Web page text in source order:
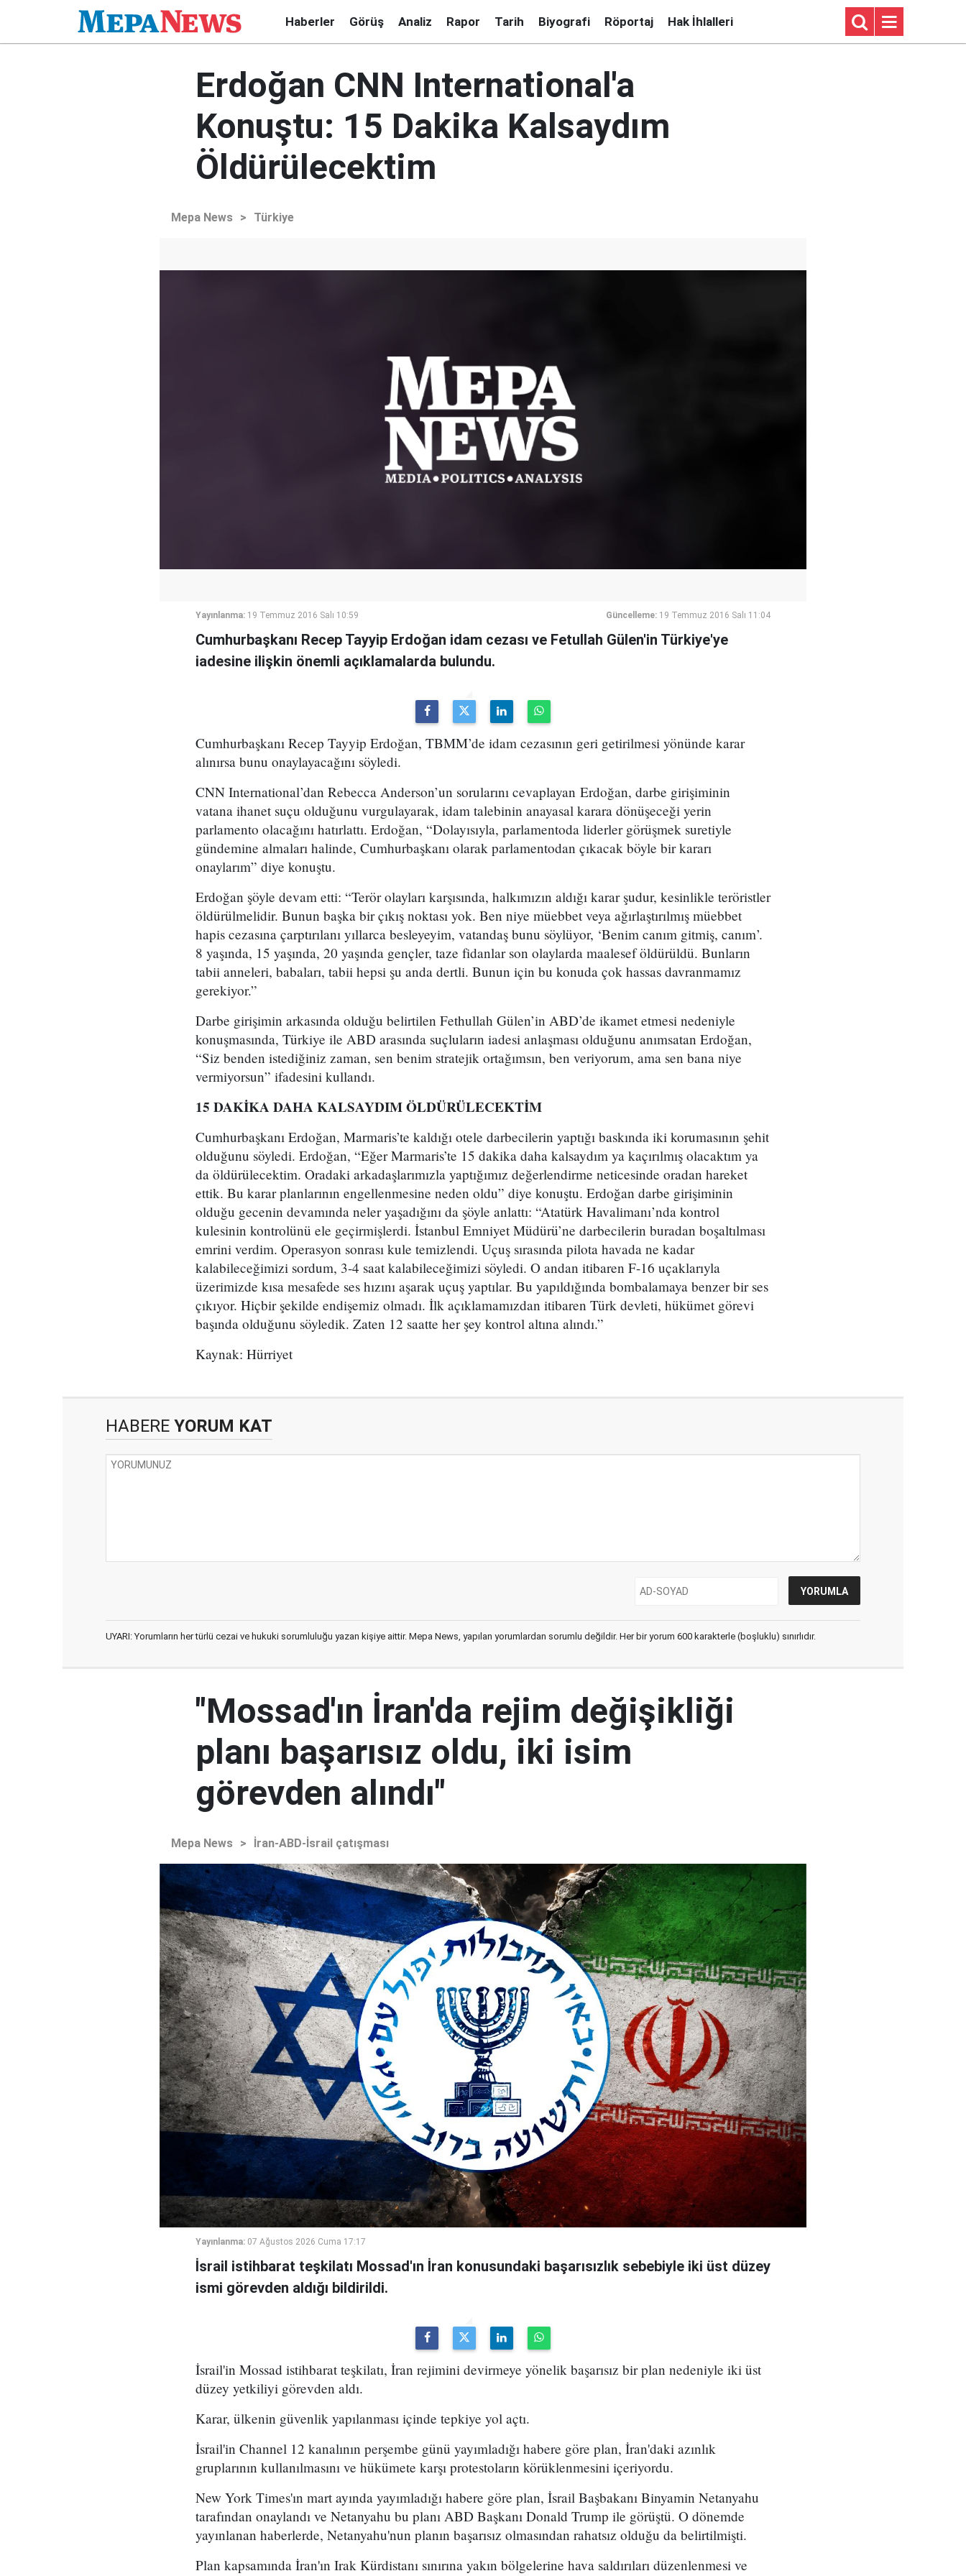
Haberler Görüş Analiz Rapor Tarih Biyografi Röportaj Hak İhlalleri
Erdoğan CNN International'a
Konuştu: 15 Dakika Kalsaydım
Öldürülecektim
Mepa News > Türkiye
Yayınlanma: 19 Temmuz 2016 Salı 10:59 Güncelleme: 19 Temmuz 2016 Salı 11:04
Cumhurbaşkanı Recep Tayyip Erdoğan idam cezası ve Fetullah Gülen'in Türkiye'ye
iadesine ilişkin önemli açıklamalarda bulundu.
Cumhurbaşkanı Recep Tayyip Erdoğan, TBMM’de idam cezasının geri getirilmesi yönünde karar
alınırsa bunu onaylayacağını söyledi.
CNN International’dan Rebecca Anderson’un sorularını cevaplayan Erdoğan, darbe girişiminin
vatana ihanet suçu olduğunu vurgulayarak, idam talebinin anayasal karara dönüşeceği yerin
parlamento olacağını hatırlattı. Erdoğan, “Dolayısıyla, parlamentoda liderler görüşmek suretiyle
gündemine almaları halinde, Cumhurbaşkanı olarak parlamentodan çıkacak böyle bir kararı
onaylarım” diye konuştu.
Erdoğan şöyle devam etti: “Terör olayları karşısında, halkımızın aldığı karar şudur, kesinlikle teröristler
öldürülmelidir. Bunun başka bir çıkış noktası yok. Ben niye müebbet veya ağırlaştırılmış müebbet
hapis cezasına çarptırılanı yıllarca besleyeyim, vatandaş bunu söylüyor, ‘Benim canım gitmiş, canım’.
8 yaşında, 15 yaşında, 20 yaşında gençler, taze fidanlar son olaylarda maalesef öldürüldü. Bunların
tabii anneleri, babaları, tabii hepsi şu anda dertli. Bunun için bu konuda çok hassas davranmamız
gerekiyor.”
Darbe girişimin arkasında olduğu belirtilen Fethullah Gülen’in ABD’de ikamet etmesi nedeniyle
konuşmasında, Türkiye ile ABD arasında suçluların iadesi anlaşması olduğunu anımsatan Erdoğan,
“Siz benden istediğiniz zaman, sen benim stratejik ortağımsın, ben veriyorum, ama sen bana niye
vermiyorsun” ifadesini kullandı.
15 DAKİKA DAHA KALSAYDIM ÖLDÜRÜLECEKTİM
Cumhurbaşkanı Erdoğan, Marmaris’te kaldığı otele darbecilerin yaptığı baskında iki korumasının şehit
olduğunu söyledi. Erdoğan, “Eğer Marmaris’te 15 dakika daha kalsaydım ya kaçırılmış olacaktım ya
da öldürülecektim. Oradaki arkadaşlarımızla yaptığımız değerlendirme neticesinde oradan hareket
ettik. Bu karar planlarının engellenmesine neden oldu” diye konuştu. Erdoğan darbe girişiminin
olduğu gecenin devamında neler yaşadığını da şöyle anlattı: “Atatürk Havalimanı’nda kontrol
kulesinin kontrolünü ele geçirmişlerdi. İstanbul Emniyet Müdürü’ne darbecilerin buradan boşaltılması
emrini verdim. Operasyon sonrası kule temizlendi. Uçuş sırasında pilota havada ne kadar
kalabileceğimizi sordum, 3-4 saat kalabileceğimizi söyledi. O andan itibaren F-16 uçaklarıyla
üzerimizde kısa mesafede ses hızını aşarak uçuş yaptılar. Bu yapıldığında bombalamaya benzer bir ses
çıkıyor. Hiçbir şekilde endişemiz olmadı. İlk açıklamamızdan itibaren Türk devleti, hükümet görevi
başında olduğunu söyledik. Zaten 12 saatte her şey kontrol altına alındı.”
Kaynak: Hürriyet
HABERE YORUM KAT
UYARI: Yorumların her türlü cezai ve hukuki sorumluluğu yazan kişiye aittir. Mepa News, yapılan yorumlardan sorumlu değildir. Her bir yorum 600 karakterle (boşluklu) sınırlıdır.
"Mossad'ın İran'da rejim değişikliği
planı başarısız oldu, iki isim
görevden alındı"
Mepa News > İran-ABD-İsrail çatışması
Yayınlanma: 07 Ağustos 2026 Cuma 17:17
İsrail istihbarat teşkilatı Mossad'ın İran konusundaki başarısızlık sebebiyle iki üst düzey
ismi görevden aldığı bildirildi.
İsrail'in Mossad istihbarat teşkilatı, İran rejimini devirmeye yönelik başarısız bir plan nedeniyle iki üst
düzey yetkiliyi görevden aldı.
Karar, ülkenin güvenlik yapılanması içinde tepkiye yol açtı.
İsrail'in Channel 12 kanalının perşembe günü yayımladığı habere göre plan, İran'daki azınlık
gruplarının kullanılmasını ve hükümete karşı protestoların körüklenmesini içeriyordu.
New York Times'ın mart ayında yayımladığı habere göre plan, İsrail Başbakanı Binyamin Netanyahu
tarafından onaylandı ve Netanyahu bu planı ABD Başkanı Donald Trump ile görüştü. O dönemde
yayınlanan haberlerde, Netanyahu'nun planın başarısız olmasından rahatsız olduğu da belirtilmişti.
Plan kapsamında İran'ın Irak Kürdistanı sınırına yakın bölgelerine hava saldırıları düzenlenmesi ve